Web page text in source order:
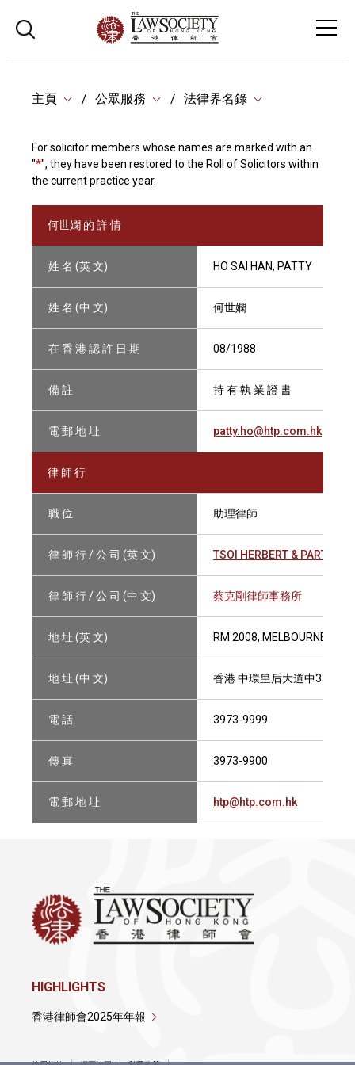
主頁 公眾服務 法律界名錄
For solicitor members whose names are marked with an
"*", they have been restored to the Roll of Solicitors within
the current practice year.
何世嫻 的 詳 情
姓 名 (英 文) HO SAI HAN, PATTY
姓 名 (中 文) 何世嫻
在 香 港 認 許 日 期 08/1988
備 註 持 有 執 業 證 書
電 郵 地 址 patty.ho@htp.com.hk
律 師 行
職 位 助理律師
律 師 行 / 公 司 (英 文) TSOI HERBERT & PARTNERS
律 師 行 / 公 司 (中 文) 蔡克剛律師事務所
地 址 (英 文) RM 2008, MELBOURNE
地 址 (中 文) 香港 中環皇后大道中33號
電 話 3973-9999
傳 真 3973-9900
電 郵 地 址 htp@htp.com.hk
HIGHLIGHTS
香港律師會2025年年報